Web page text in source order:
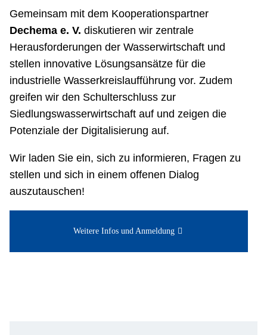
Gemeinsam mit dem Kooperationspartner
Dechema e. V. diskutieren wir zentrale
Herausforderungen der Wasserwirtschaft und
stellen innovative Lösungsansätze für die
industrielle Wasserkreislaufführung vor. Zudem
greifen wir den Schulterschluss zur
Siedlungswasserwirtschaft auf und zeigen die
Potenziale der Digitalisierung auf.
Wir laden Sie ein, sich zu informieren, Fragen zu
stellen und sich in einem offenen Dialog
auszutauschen!
Weitere Infos und Anmeldung